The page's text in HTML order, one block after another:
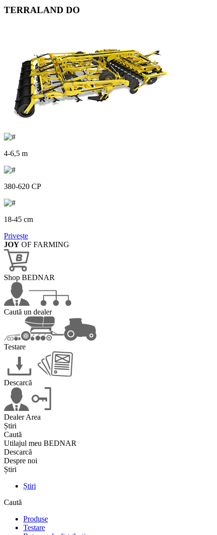
TERRALAND DO
4-6,5 m
380-620 CP
18-45 cm
Privește
JOY OF FARMING
Shop BEDNAR
Caută un dealer
Testare
Descarcă
Dealer Area
Știri
Caută
Utilajul meu BEDNAR
Descarcă
Despre noi
Știri
Știri
Caută
Produse
Testare